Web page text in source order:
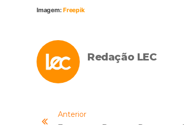
Imagem:Freepik
Redação LEC
Anterior